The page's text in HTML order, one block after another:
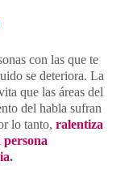
con las que te
se deteriora. La
que las áreas del
del habla sufran
lo tanto, ralentiza
persona
.